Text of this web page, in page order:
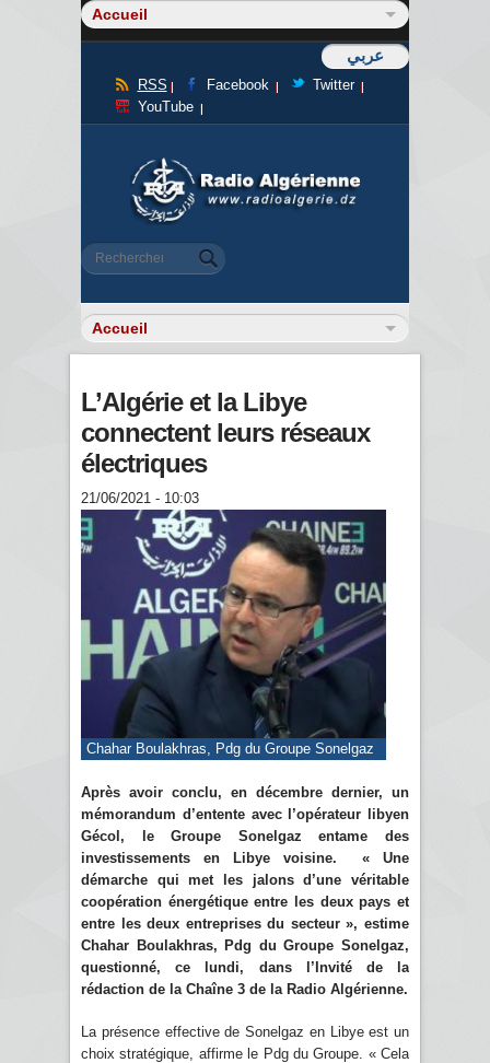
عربي
RSS Facebook
Twitter
YouTube
Formulaire de recherche
Rechercher
L’Algérie et la Libye
connectent leurs réseaux
électriques
21/06/2021 - 10:03
Chahar Boulakhras, Pdg du Groupe Sonelgaz
Après avoir conclu, en décembre dernier, un
mémorandum d’entente avec l’opérateur libyen
Gécol, le Groupe Sonelgaz entame des
investissements en Libye voisine. « Une
démarche qui met les jalons d’une véritable
coopération énergétique entre les deux pays et
entre les deux entreprises du secteur », estime
Chahar Boulakhras, Pdg du Groupe Sonelgaz,
questionné, ce lundi, dans l’Invité de la
rédaction de la Chaîne 3 de la Radio Algérienne.
La présence effective de Sonelgaz en Libye est un
choix stratégique, affirme le Pdg du Groupe. « Cela